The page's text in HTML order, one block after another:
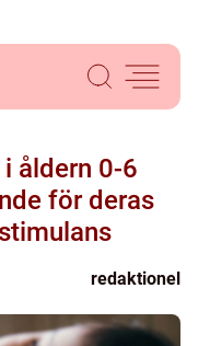
åldern 0-6
för deras
redaktionel